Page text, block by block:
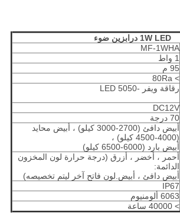
1W LED درابزين ضوء
MF-1WHA
1 واط
95 م
> 80Ra
رقاقة ويفر -5050 LED
DC12V
70 درجة
أبيض دافئ (2700-3000 كيلو) ، أبيض محايد
(4000-4500 كيلو) ،
أبيض بارد (6000-6500 كيلو)
أحمر ، أخضر ، أزرق (درجة حرارة لون المخزون
الدائمة:
أبيض دافئ ، أبيض.لون فاتح آخر ليتم تخصيصه)
IP67
6063 ألومنيوم
> 40000 ساعة